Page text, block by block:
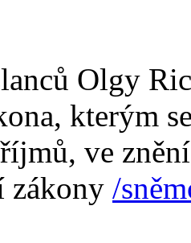
Olgy
kterým
ve
zákony /